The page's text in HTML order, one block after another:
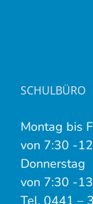
SCHULBÜRO
Montag bis
von 7:30 -
Donnerstag
von 7:30 -